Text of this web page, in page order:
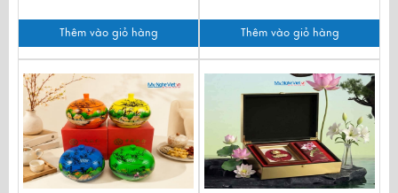
Thêm vào giỏ hàng Thêm vào giỏ hàng